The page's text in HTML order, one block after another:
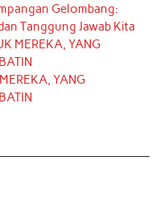
Gelombang:
Tanggung Jawab Kita
MEREKA, YANG
YANG